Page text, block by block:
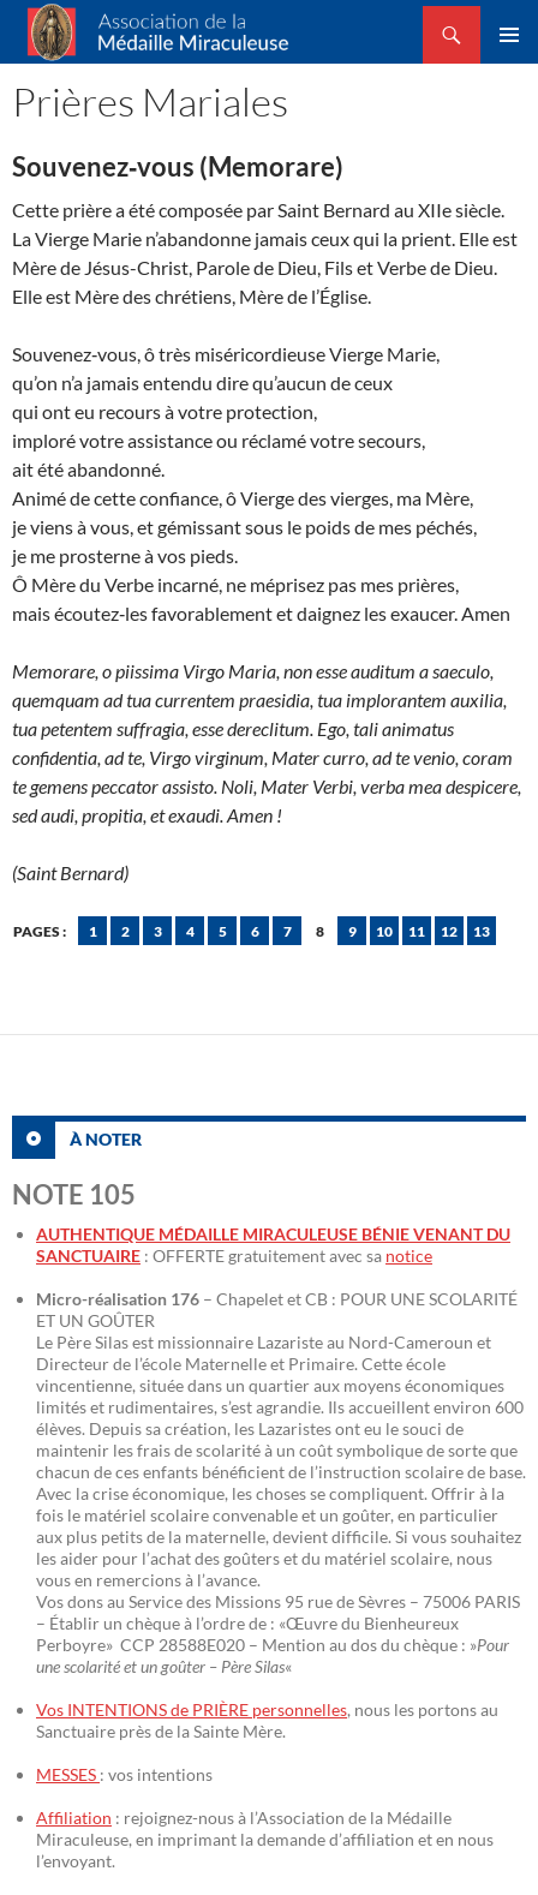
Association de la Médaille Miraculeuse
Recherche
ALLER
CONTENU
Prières Mariales
Souvenez‑vous (Memorare)
Cette prière a été composée par Saint Bernard au XIIe siècle.
La Vierge Marie n’abandonne jamais ceux qui la prient. Elle est
Mère de Jésus-Christ, Parole de Dieu, Fils et Verbe de Dieu.
Elle est Mère des chrétiens, Mère de l’Église.
Souvenez‑vous, ô très miséricordieuse Vierge Marie,
qu’on n’a jamais entendu dire qu’aucun de ceux
qui ont eu recours à votre protection,
imploré votre assistance ou réclamé votre secours,
ait été abandonné.
Animé de cette confiance, ô Vierge des vierges, ma Mère,
je viens à vous, et gémissant sous le poids de mes péchés,
je me prosterne à vos pieds.
Ô Mère du Verbe incarné, ne méprisez pas mes prières,
mais écoutez‑les favorablement et daignez les exaucer. Amen
Memorare, o piissima Virgo Maria, non esse auditum a saeculo,
quemquam ad tua currentem praesidia, tua implorantem auxilia,
tua petentem suffragia, esse dereclitum. Ego, tali animatus
confidentia, ad te, Virgo virginum, Mater curro, ad te venio, coram
te gemens peccator assisto. Noli, Mater Verbi, verba mea despicere,
sed audi, propitia, et exaudi. Amen !
(Saint Bernard)
PAGES : 1 2 3 4 5 6 7 8 9 10 11 12 13
À NOTER
NOTE 105
AUTHENTIQUE MÉDAILLE MIRACULEUSE BÉNIE VENANT DU
SANCTUAIRE : OFFERTE gratuitement avec sa notice
Micro-réalisation 176 – Chapelet et CB : POUR UNE SCOLARITÉ
ET UN GOÛTER
Le Père Silas est missionnaire Lazariste au Nord-Cameroun et
Directeur de l’école Maternelle et Primaire. Cette école
vincentienne, située dans un quartier aux moyens économiques
limités et rudimentaires, s’est agrandie. Ils accueillent environ 600
élèves. Depuis sa création, les Lazaristes ont eu le souci de
maintenir les frais de scolarité à un coût symbolique de sorte que
chacun de ces enfants bénéficient de l’instruction scolaire de base.
Avec la crise économique, les choses se compliquent. Offrir à la
fois le matériel scolaire convenable et un goûter, en particulier
aux plus petits de la maternelle, devient difficile. Si vous souhaitez
les aider pour l’achat des goûters et du matériel scolaire, nous
vous en remercions à l’avance.
Vos dons au Service des Missions 95 rue de Sèvres – 75006 PARIS
– Établir un chèque à l’ordre de : «Œuvre du Bienheureux
Perboyre» CCP 28588E020 – Mention au dos du chèque : »Pour
une scolarité et un goûter – Père Silas«
Vos INTENTIONS de PRIÈRE personnelles, nous les portons au
Sanctuaire près de la Sainte Mère.
MESSES : vos intentions
Affiliation : rejoignez-nous à l’Association de la Médaille
Miraculeuse, en imprimant la demande d’affiliation et en nous
l’envoyant.